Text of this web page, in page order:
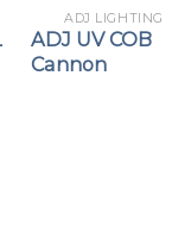
ADJ LIGHTING
ADJ UV COB
Cannon